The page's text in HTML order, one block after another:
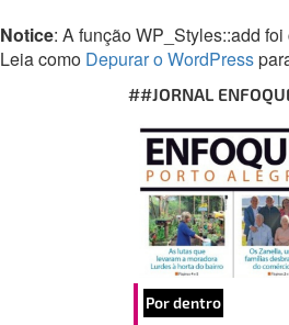
Notice: A função WP_Styles::add
Leia como Depurar o WordPress
##JORNAL
Por dentro